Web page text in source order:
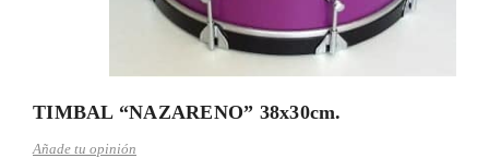
TIMBAL “NAZARENO” 38x30cm.
Añade tu opinión